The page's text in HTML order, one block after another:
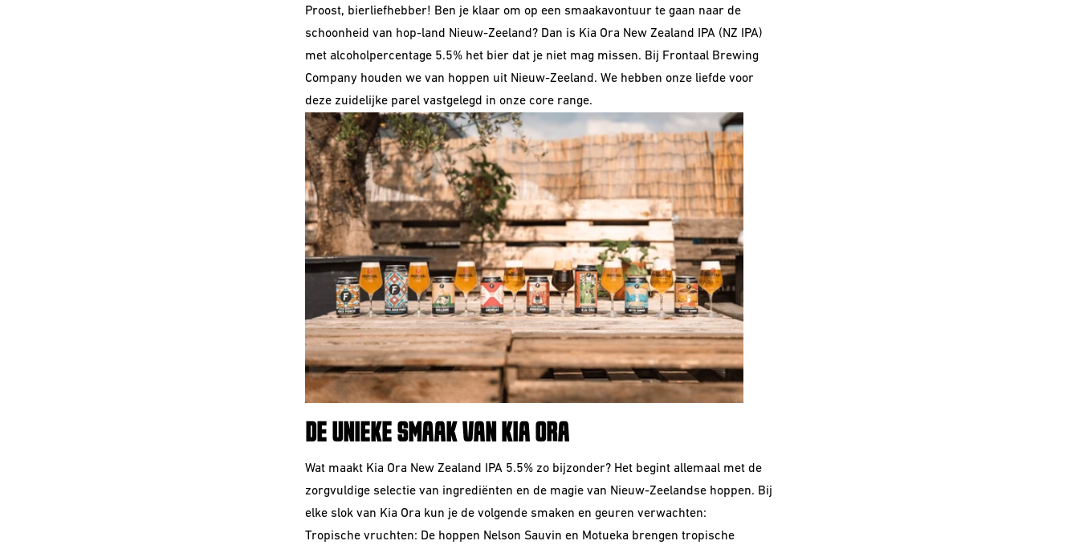
Proost, bierliefhebber! Ben je klaar om op een smaakavontuur te gaan naar de
schoonheid van hop-land Nieuw-Zeeland? Dan is Kia Ora New Zealand IPA (NZ
IPA)
met alcoholpercentage 5.5% het bier dat je niet mag missen. Bij Frontaal Brewing
Company houden we van hoppen uit Nieuw-Zeeland. We hebben onze liefde voor
deze zuidelijke parel vastgelegd in onze core range.
DE UNIEKE SMAAK VAN KIA ORA
Wat maakt Kia Ora New Zealand IPA 5.5% zo bijzonder? Het begint allemaal met de
zorgvuldige selectie van ingrediënten en de magie van Nieuw-Zeelandse hoppen. Bij
elke slok van Kia Ora kun je de volgende smaken en geuren verwachten:
Tropische vruchten: De hoppen Nelson Sauvin en Motueka brengen tropische